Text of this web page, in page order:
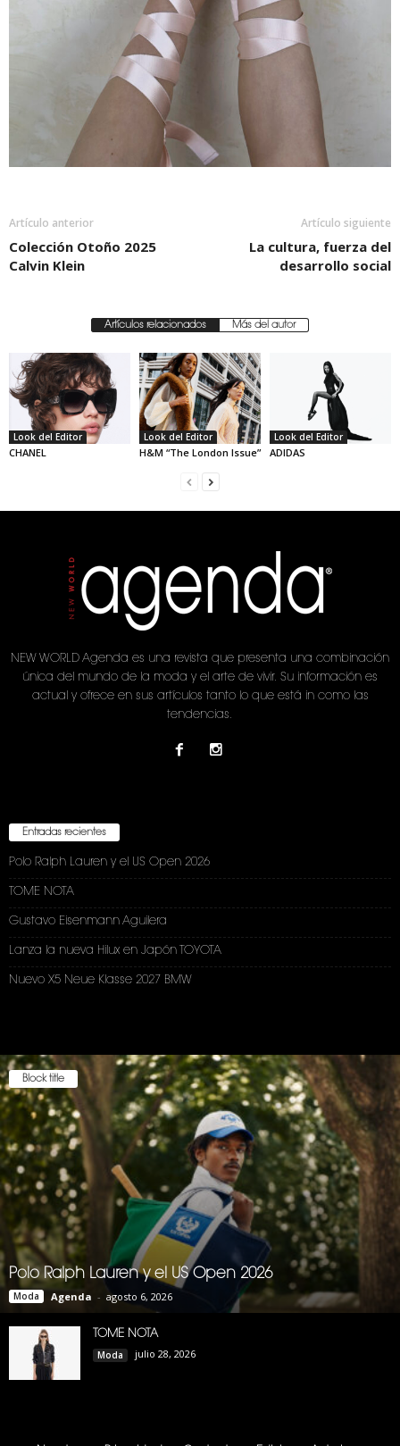
Artículo anterior
Colección Otoño 2025
Calvin Klein
Artículo siguiente
La cultura, fuerza del
desarrollo social
Artículos relacionados Más del autor
Look del Editor
CHANEL
Look del Editor
H&M “The London Issue”
Look del Editor
ADIDAS
NEW WORLD Agenda es una revista que presenta una combinación
única del mundo de la moda y el arte de vivir. Su información es
actual y ofrece en sus artículos tanto lo que está in como las
tendencias.
Entradas recientes
Polo Ralph Lauren y el US Open 2026
TOME NOTA
Gustavo Eisenmann Aguilera
Lanza la nueva Hilux en Japón TOYOTA
Nuevo X5 Neue Klasse 2027 BMW
Block title
Polo Ralph Lauren y el US Open 2026
Moda Agenda - agosto 6, 2026
TOME NOTA
Moda julio 28, 2026